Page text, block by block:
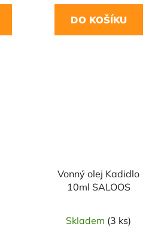
DO KOŠÍKU
Vonný olej Kadidlo
10ml SALOOS
Skladem (3 ks)